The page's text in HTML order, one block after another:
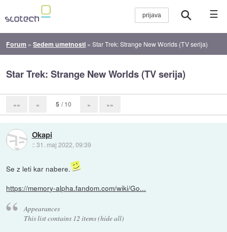
☰
Forum »Sedem umetnosti »Star Trek: Strange New Worlds (TV serija)
Star Trek: Strange New Worlds (TV serija)
«« « 5 / 10 » »»
Okapi
::31. maj 2022, 09:39
Se z leti kar nabere.
https://memory-alpha.fandom.com/wiki/Go...
Appearances
This list contains 12 items (hide all)